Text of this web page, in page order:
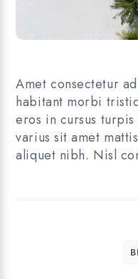
Amet consectetur
habitant morbi
eros in cursus
varius sit amet
aliquet nibh. Nisl